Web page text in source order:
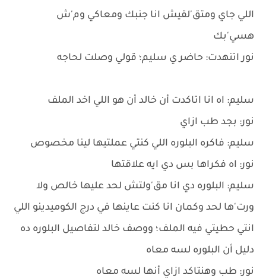
اللي جاي ومتق'لقيش انا جنبك ومعاكي وم'ش
هسي'بك
نور اتنهدت: حاضر ي سليم؛ قولي وصلت لحاجه
سليم: اه انا اتاكدت أن خالد أن هو اللي اخد الملف
نور: بجد طب ازاي
سليم: فاكره البلوره اللي كنتي عملتيها لينا مخصوص
نور: اه فكراها بس دي ايه علاقتها
سليم: البلوره دي انا مق'ولتش لحد عليها خالص ولا
ورت'ها لحد وكمان انا كنت عاينها في درج الكوميدينو اللي
انتي حطيتي فيه الملف؛ ووصف خالد لتفاصيل البلوره ده
دليل أن البلوره لسه معاه
نور: طب وهنتاكد ازاي أنها لسه معاه